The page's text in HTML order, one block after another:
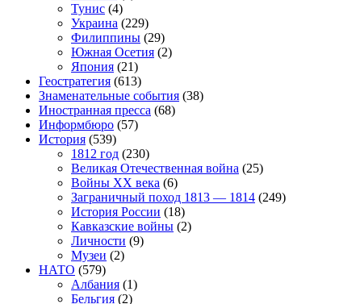
Тунис (4)
Украина (229)
Филиппины (29)
Южная Осетия (2)
Япония (21)
Геостратегия (613)
Знаменательные события (38)
Иностранная пресса (68)
Информбюро (57)
История (539)
1812 год (230)
Великая Отечественная война (25)
Войны XX века (6)
Заграничный поход 1813 — 1814 (249)
История России (18)
Кавказские войны (2)
Личности (9)
Музеи (2)
НАТО (579)
Албания (1)
Бельгия (2)